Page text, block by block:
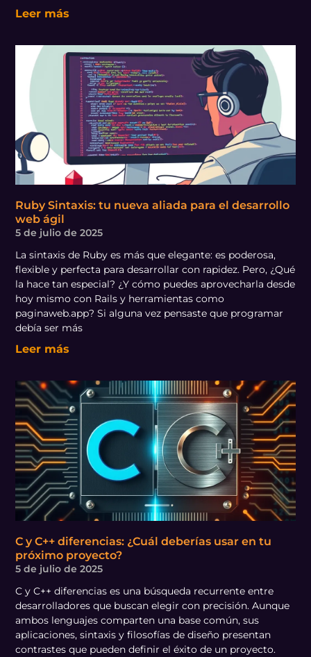
Leer más
Ruby Sintaxis: tu nueva aliada para el desarrollo
web ágil
5 de julio de 2025
La sintaxis de Ruby es más que elegante: es poderosa,
flexible y perfecta para desarrollar con rapidez. Pero, ¿Qué
la hace tan especial? ¿Y cómo puedes aprovecharla desde
hoy mismo con Rails y herramientas como
paginaweb.app? Si alguna vez pensaste que programar
debía ser más
Leer más
C y C++ diferencias: ¿Cuál deberías usar en tu
próximo proyecto?
5 de julio de 2025
C y C++ diferencias es una búsqueda recurrente entre
desarrolladores que buscan elegir con precisión. Aunque
ambos lenguajes comparten una base común, sus
aplicaciones, sintaxis y filosofías de diseño presentan
contrastes que pueden definir el éxito de un proyecto.